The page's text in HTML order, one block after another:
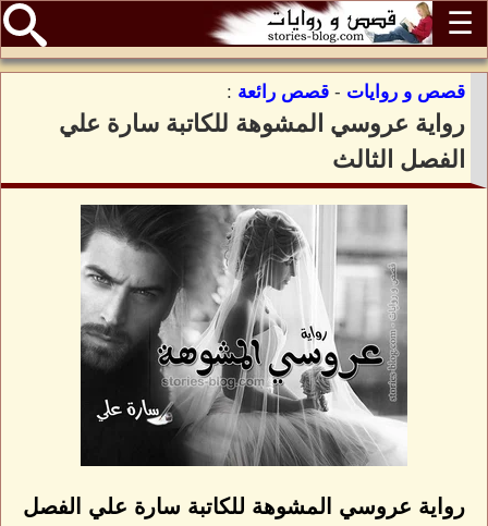
☰
قصص و روايات - قصص رائعة :
رواية عروسي المشوهة للكاتبة سارة علي
الفصل الثالث
رواية عروسي المشوهة للكاتبة سارة علي الفصل